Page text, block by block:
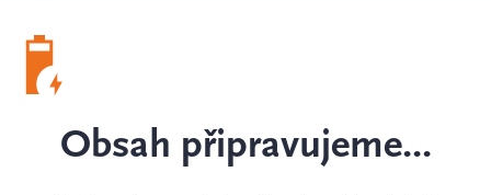
Obsah připravujeme...